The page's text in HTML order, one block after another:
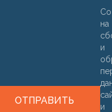
ОТПРАВИТЬ
на
и
и